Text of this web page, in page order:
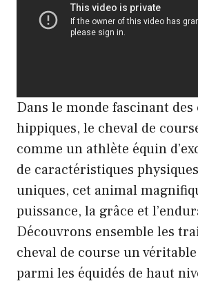
Dans le monde fascinant des
hippiques, le cheval de
comme un athlète équin
de caractéristiques
uniques, cet animal
puissance, la grâce et
Découvrons ensemble les
cheval de course un
parmi les équidés de haut